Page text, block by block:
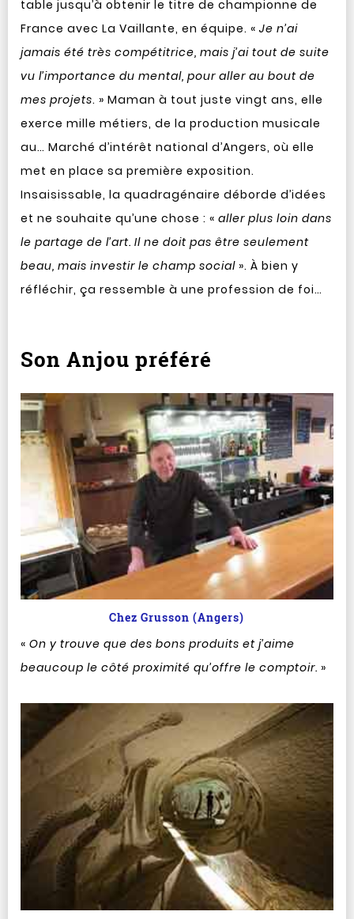
table jusqu’à obtenir le titre de championne de
France avec La Vaillante, en équipe. « Je n’ai
jamais été très compétitrice, mais j’ai tout de suite
vu l’importance du mental, pour aller au bout de
mes projets. » Maman à tout juste vingt ans, elle
exerce mille métiers, de la production musicale
au… Marché d’intérêt national d’Angers, où elle
met en place sa première exposition.
Insaisissable, la quadragénaire déborde d’idées
et ne souhaite qu’une chose : « aller plus loin dans
le partage de l’art. Il ne doit pas être seulement
beau, mais investir le champ social ». À bien y
réfléchir, ça ressemble à une profession de foi…
Son Anjou préféré
Chez Grusson (Angers)
« On y trouve que des bons produits et j’aime
beaucoup le côté proximité qu’offre le comptoir. »